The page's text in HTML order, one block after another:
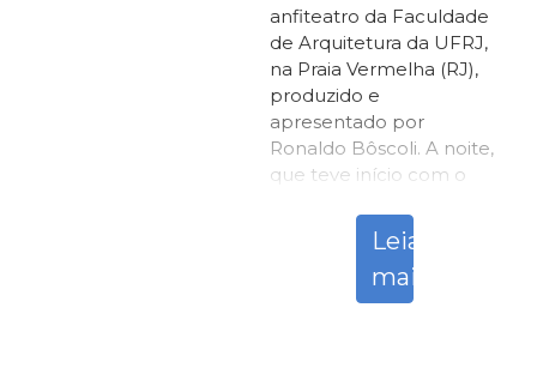
anfiteatro da Faculdade
de Arquitetura da UFRJ,
na Praia Vermelha (RJ),
produzido e
apresentado por
Ronaldo Bôscoli. A noite,
que teve início com o
preciso de você” (Tom
Jobim e Vinicius de
Moraes), com Sylvia
Telles e orquestra, entrou
Leia
mais